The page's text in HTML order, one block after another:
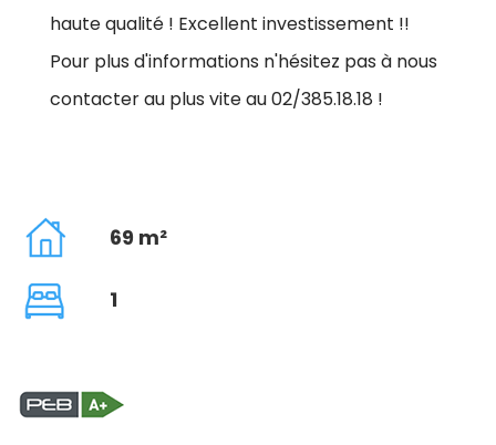
haute qualité ! Excellent investissement !!
Pour plus d'informations n'hésitez pas à nous
contacter au plus vite au 02/385.18.18 !
69 m²
1